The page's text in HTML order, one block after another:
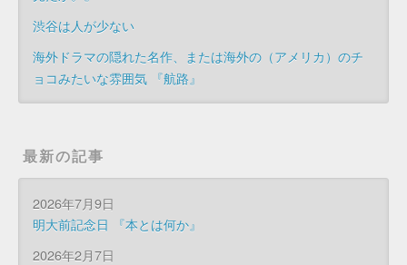
渋谷は人が少ない
海外ドラマの隠れた名作、または海外の（アメリカ）のチ
ョコみたいな雰囲気 『航路』
最新の記事
2026年7月9日
明大前記念日 『本とは何か』
2026年2月7日